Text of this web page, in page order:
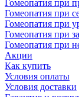
Гомеопатия при
Гомеопатия при
Гомеопатия при
Гомеопатия при
Гомеопатия при
Акции
Как купить
Условия оплаты
Условия доставки